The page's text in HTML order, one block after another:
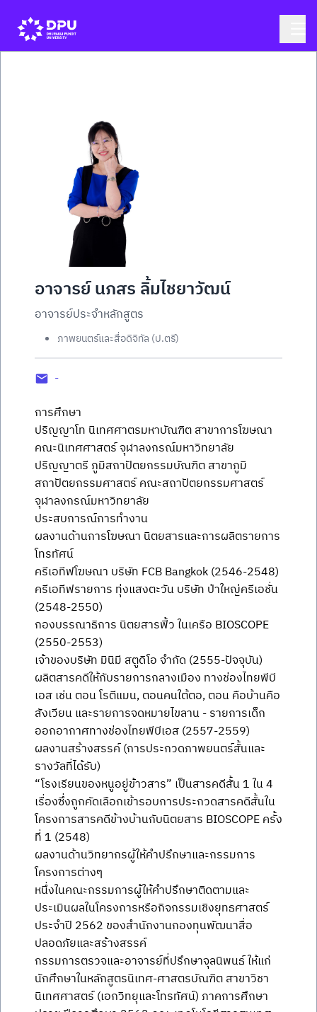
อาจารย์ นภสร ลิ้มไชยาวัฒน์
อาจารย์ประจำหลักสูตร
ภาพยนตร์และสื่อดิจิทัล (ป.ตรี)
-
การศึกษา
ปริญญาโท นิเทศศาตรมหาบัณฑิต สาขาการโฆษณา
คณะนิเทศศาสตร์ จุฬาลงกรณ์มหาวิทยาลัย
ปริญญาตรี ภูมิสถาปัตยกรรมบัณฑิต สาขาภูมิ
สถาปัตยกรรมศาสตร์ คณะสถาปัตยกรรมศาสตร์
จุฬาลงกรณ์มหาวิทยาลัย
ประสบการณ์การทำงาน
ผลงานด้านการโฆษณา นิตยสารและการผลิตรายการ
โทรทัศน์
ครีเอทีฟโฆษณา บริษัท FCB Bangkok (2546-2548)
ครีเอทีฟรายการ ทุ่งแสงตะวัน บริษัท ป่าใหญ่ครีเอชั่น
(2548-2550)
กองบรรณาธิการ นิตยสารฟิ้ว ในเครือ BIOSCOPE
(2550-2553)
เจ้าของบริษัท มินิมี สตูดิโอ จำกัด (2555-ปัจจุบัน)
ผลิตสารคดีให้กับรายการกลางเมือง ทางช่องไทยพีบี
เอส เช่น ตอน โรตีแมน, ตอนคนใต้ตอ, ตอน คือบ้านคือ
สังเวียน และรายการจดหมายไขลาน - รายการเด็ก
ออกอากาศทางช่องไทยพีบีเอส (2557-2559)
ผลงานสร้างสรรค์ (การประกวดภาพยนตร์สั้นและ
รางวัลที่ได้รับ)
“โรงเรียนของหนูอยู่ข้าวสาร” เป็นสารคดีสั้น 1 ใน 4
เรื่องซึ่งถูกคัดเลือกเข้ารอบการประกวดสารคดีสั้นใน
โครงการสารคดีข้างบ้านกับนิตยสาร BIOSCOPE ครั้ง
ที่ 1 (2548)
ผลงานด้านวิทยากรผู้ให้คำปรึกษาและกรรมการ
โครงการต่างๆ
หนึ่งในคณะกรรมการผู้ให้คำปรึกษาติดตามและ
ประเมินผลในโครงการหรือกิจกรรมเชิงยุทธศาสตร์
ประจำปี 2562 ของสำนักงานกองทุนพัฒนาสื่อ
ปลอดภัยและสร้างสรรค์
กรรมการตรวจและอาจารย์ที่ปรึกษาจุลนิพนธ์ ให้แก่
นักศึกษาในหลักสูตรนิเทศ-ศาสตรบัณฑิต สาขาวิชา
นิเทศศาสตร์ (เอกวิทยุและโทรทัศน์) ภาคการศึกษา